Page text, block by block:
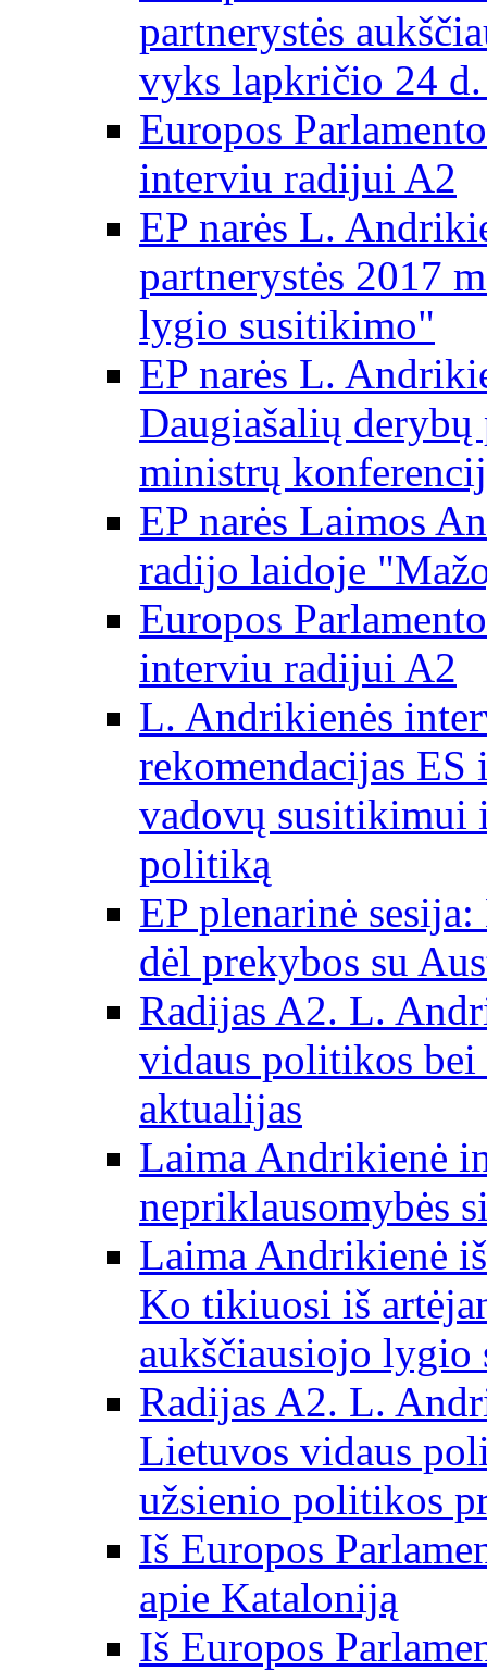
partnerystės
vyks lapkričio 24
Europos
interviu radijui A2
EP narės L.
partnerystės 2017
lygio susitikimo"
EP narės L.
Daugiašalių derybų
ministrų
EP narės Laimos
radijo laidoje
Europos
interviu radijui A2
L. Andrikienės
rekomendacijas
vadovų susitikimui
politiką
EP plenarinė
dėl prekybos su
Radijas A2. L.
vidaus politikos bei
aktualijas
Laima Andrikienė
nepriklausomybės
Laima Andrikienė
Ko tikiuosi iš
aukščiausiojo lygio
Radijas A2. L.
Lietuvos vidaus
užsienio politikos
Iš Europos
apie Kataloniją
Iš Europos